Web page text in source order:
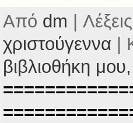
Από dm |
χριστούγεννα |
βιβλιοθήκη